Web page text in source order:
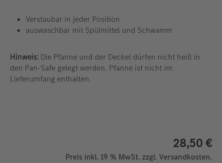
Verstaubar in jeder Position
auswaschbar mit Spülmittel und Schwamm
Hinweis: Die Pfanne und der Deckel dürfen nicht heiß in
den Pan-Safe gelegt werden. Pfanne ist nicht im
Lieferumfang enthalten.
28,50 €
Preis inkl. 19 % MwSt. zzgl. Versandkosten.